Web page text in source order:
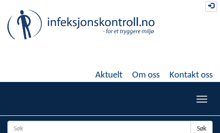
hovedinnhold
Aktuelt Om oss Kontakt oss
Søk